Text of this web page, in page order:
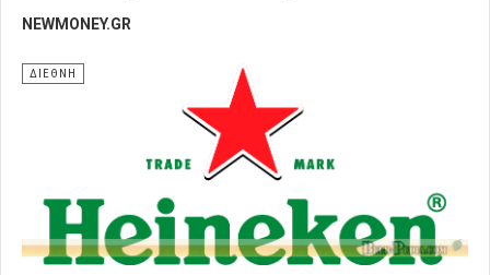
NEWMONEY.GR
ΔΙΕΘΝΗ